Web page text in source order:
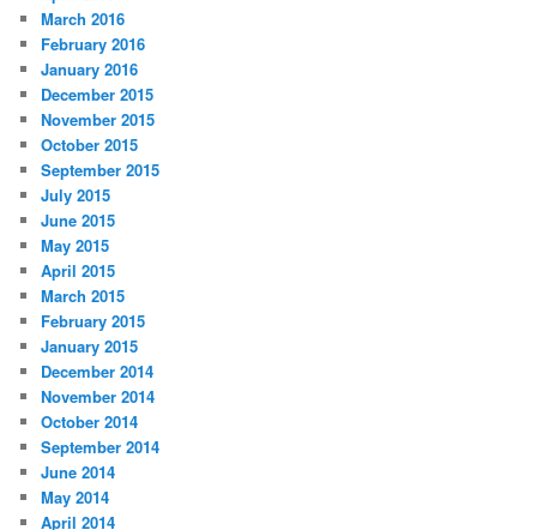
March 2016
February 2016
January 2016
December 2015
November 2015
October 2015
September 2015
July 2015
June 2015
May 2015
April 2015
March 2015
February 2015
January 2015
December 2014
November 2014
October 2014
September 2014
June 2014
May 2014
April 2014